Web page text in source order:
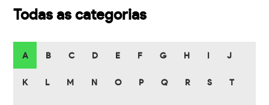
Todas as categorias
A B C D E F G H J
K L M N O P Q R S T